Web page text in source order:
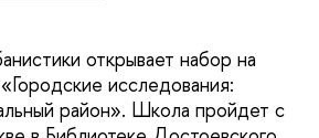
открывает набор на
исследования:
район». Школа пройдет с